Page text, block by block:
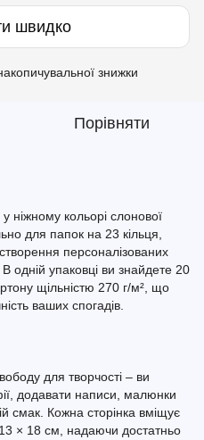
швидко
знижки
Порівняти
ніжному кольорі слонової
для папок на 23 кільця,
персоналізованих
одній упаковці ви знайдете 20
щільністю 270 г/м², що
ваших спогадів.
для творчості – ви
додавати написи, малюнки
смак. Кожна сторінка вміщує
× 18 см, надаючи достатньо